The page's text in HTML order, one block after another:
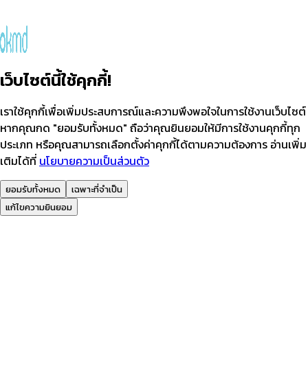
เว็บไซต์นี้ใช้คุกกี้!
เราใช้คุกกี้เพื่อเพิ่มประสบการณ์และความพึงพอใจในการใช้งานเว็บไซต์
หากคุณกด "ยอมรับทั้งหมด" ถือว่าคุณยินยอมให้มีการใช้งานคุกกี้ทุก
ประเภท หรือคุณสามารถเลือกตั้งค่าคุกกี้ได้ตามความต้องการ อ่านเพิ่ม
เติมได้ที่ นโยบายความเป็นส่วนตัว
ยอมรับทั้งหมด
เฉพาะที่จำเป็น
แก้ไขความยินยอม